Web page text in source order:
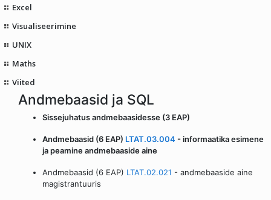
Excel
Visualiseerimine
UNIX
Maths
Viited
Andmebaasid ja SQL
Sissejuhatus andmebaasidesse (3 EAP)
Andmebaasid (6 EAP) LTAT.03.004 - informaatika esimene
ja peamine andmebaaside aine
Andmebaasid (6 EAP) LTAT.02.021 - andmebaaside aine
magistrantuuris